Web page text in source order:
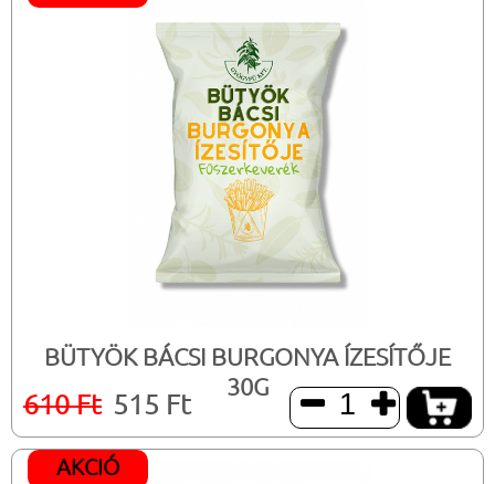
BÜTYÖK BÁCSI BURGONYA ÍZESÍTŐJE
30G
610 Ft 515 Ft  
AKCIÓ